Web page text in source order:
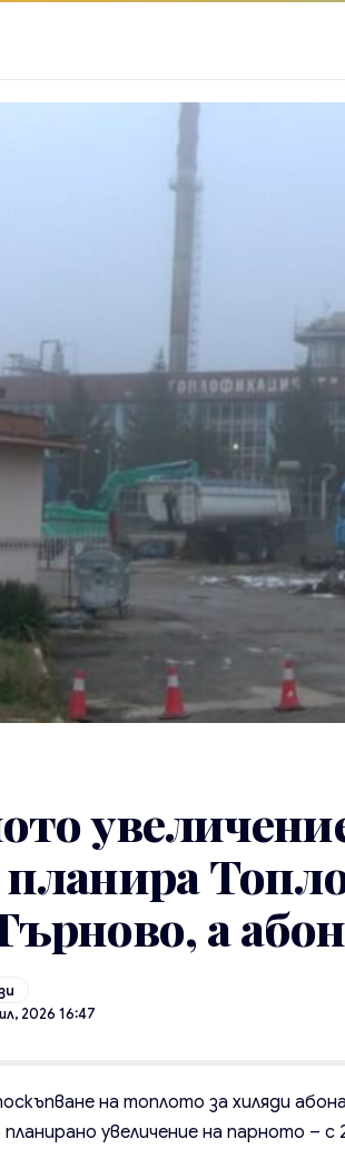
планира
а
2026 16:47
на топлото за хиляди
планирано увеличение на парното –